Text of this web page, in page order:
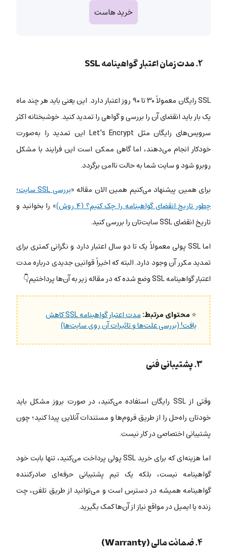
خرید هاست
۲. مدت زمان اعتبار گواهینامه SSL
SSL رایگان معمولاً۳۰ تا ۹۰ روز
اعتبار دارد. این یعنی باید هر چند ماه
یک بار باید انقضای آن را بررسی و گواهی را تمدید کنید. خوشبختانه اکثر
سرویس‌های رایگان مثل Let’s Encrypt این تمدید را به‌صورت
خودکار انجام می‌دهند، اما گاهی ممکن است این فرایند با مشکل
روبرو شود و سایت شما به حالت ناامن برگردد.
برای همین پیشنهاد می‌کنیم همین الان مقاله «
بررسی SSL سایت؛
چطور تاریخ انقضای گواهینامه را چک کنیم؟ (۴ روش)
»‌ را بخوانید و
تاریخ انقضای SSL سایت‌تان را بررسی کنید.
اما SSL پولی
معمولاً یک تا دو سالاعتبار دارد و نگرانی کمتری برای
تمدید مکرر آن وجود دارد. البته که اخیراً قوانین جدیدی درباره مدت
اعتبار گواهینامه SSL وضع شده که در مقاله زیر به آن‌ها پرداختیم👇
⭐محتوای مرتبط: مدت اعتبار گواهینامه SSL کاهش
یافت! (بررسی علت‌ها و تاثیرات آن روی سایت‌ها)
۳. پشتیبانی فنی
وقتی از SSL رایگان استفاده می‌کنید، در صورت بروز مشکل باید
خودتان راه‌حل را از طریق فروم‌ها و مستندات آنلاین پیدا کنید؛ چون
پشتیبانی اختصاصی در کار نیست.
اما هزینه‌ای که برای خرید SSL پولی پرداخت می‌کنید، تنها بابت خود
گواهینامه نیست، بلکه یک تیم پشتیبانی حرفه‌ای صادرکننده
گواهینامه همیشه در دسترس است و می‌توانید از طریق تلفن، چت
زنده یا ایمیل در مواقع نیاز از آن‌ها کمک بگیرید.
۴. ضمانت مالی (Warranty)